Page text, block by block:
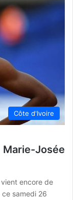
Côte d'Ivoire
Josée
encore de
samedi 26